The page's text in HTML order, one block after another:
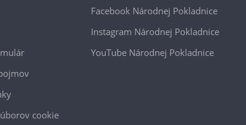
cookie
Facebook Národnej Pokladnice
Instagram Národnej Pokladnice
YouTube Národnej Pokladnice